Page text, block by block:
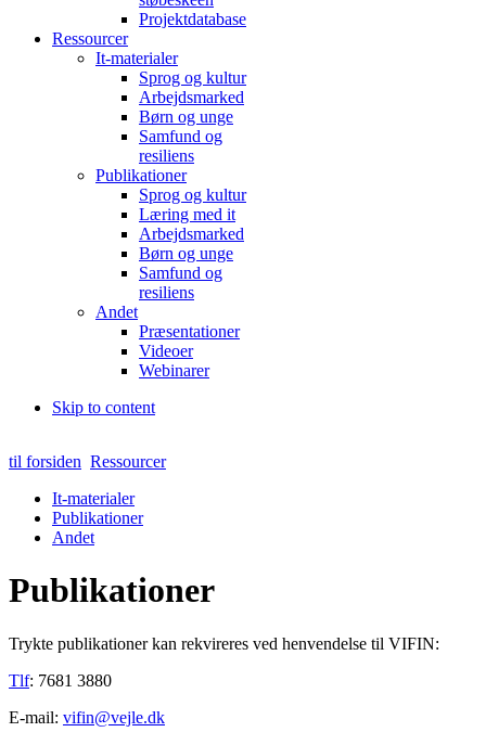
Projektdatabase
Ressourcer
It-materialer
Sprog og kultur
Arbejdsmarked
Børn og unge
Samfund og
resiliens
Publikationer
Sprog og kultur
Læring med it
Arbejdsmarked
Børn og unge
Samfund og
resiliens
Andet
Præsentationer
Videoer
Webinarer
Skip to content
til forsiden Ressourcer
It-materialer
Publikationer
Andet
Publikationer
Trykte publikationer kan rekvireres ved henvendelse til VIFIN:
Tlf: 7681 3880
E-mail: vifin@vejle.dk